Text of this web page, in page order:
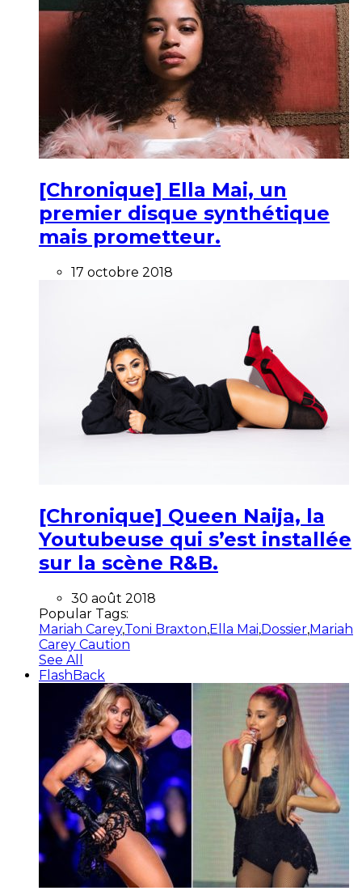
[Chronique] Ella Mai, un
premier disque synthétique
mais prometteur.
17 octobre 2018
[Chronique] Queen Naija, la
Youtubeuse qui s’est installée
sur la scène R&B.
30 août 2018
Popular Tags:
Mariah Carey,Toni Braxton,Ella Mai,Dossier,Mariah
Carey Caution
See All
FlashBack